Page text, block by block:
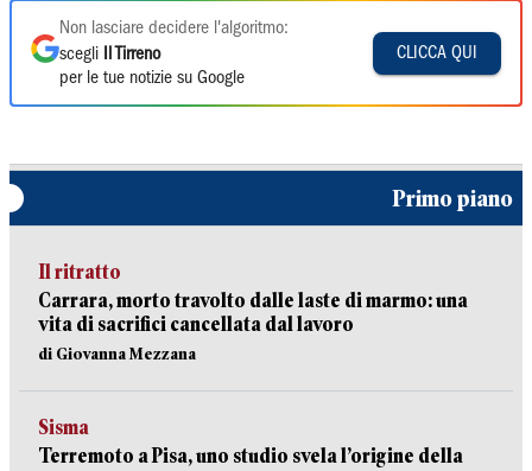
Non lasciare decidere l'algoritmo:
scegli
Il Tirreno
per le tue notizie su Google
CLICCA QUI
Primo piano
Il ritratto
Carrara, morto travolto dalle laste di marmo: una
vita di sacrifici cancellata dal lavoro
di Giovanna Mezzana
Sisma
Terremoto a Pisa, uno studio svela l’origine della